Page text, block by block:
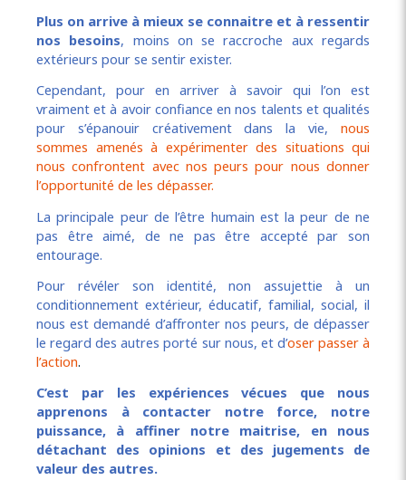
Plus on arrive à mieux se connaitre et à ressentir
nos besoins, moins on se raccroche aux regards
extérieurs pour se sentir exister.
Cependant, pour en arriver à savoir qui l’on est
vraiment et à avoir confiance en nos talents et qualités
pour s’épanouir créativement dans la vie,
nous
sommes amenés à expérimenter des situations qui
nous confrontent avec nos peurs pour nous donner
l’opportunité de les dépasser.
La principale peur de l’être humain est la peur de ne
pas être aimé, de ne pas être accepté par son
entourage.
Pour révéler son identité, non assujettie à un
conditionnement extérieur, éducatif, familial, social, il
nous est demandé d’affronter nos peurs, de dépasser
le regard des autres porté sur nous, et d’oser passer à
l’action.
C’est par les expériences vécues que nous
apprenons à contacter notre force, notre
puissance, à affiner notre maitrise, en nous
détachant des opinions et des jugements de
valeur des autres.